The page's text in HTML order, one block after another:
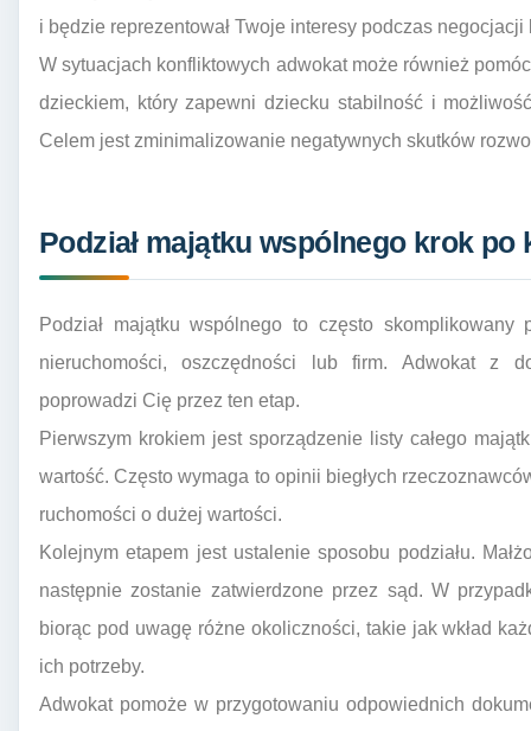
i będzie reprezentował Twoje interesy podczas
W sytuacjach konfliktowych adwokat może również
dzieckiem, który zapewni dziecku stabilność i
Celem jest zminimalizowanie negatywnych skutków
Podział majątku wspólnego krok po
Podział majątku wspólnego to często
nieruchomości, oszczędności lub firm. Adwokat z
poprowadzi Cię przez ten etap.
Pierwszym krokiem jest sporządzenie listy całego
wartość. Często wymaga to opinii biegłych
ruchomości o dużej wartości.
Kolejnym etapem jest ustalenie sposobu podziału.
następnie zostanie zatwierdzone przez sąd. W
biorąc pod uwagę różne okoliczności, takie jak wkład
ich potrzeby.
Adwokat pomoże w przygotowaniu odpowiednich